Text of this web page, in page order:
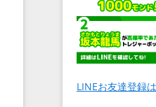
LINEお友達登録